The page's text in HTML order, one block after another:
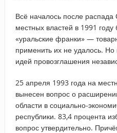
Всё началось после
местных властей в 1991 году
«уральские франки» —
применить их не удалось. Но
идей провозглашения
25 апреля 1993 года на
вынесен вопрос о
области в социально-
республики. 83,4 процента
вопрос утвердительно.